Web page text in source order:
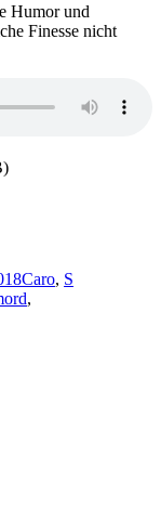
Humor und
Finesse nicht
Caro, S
,